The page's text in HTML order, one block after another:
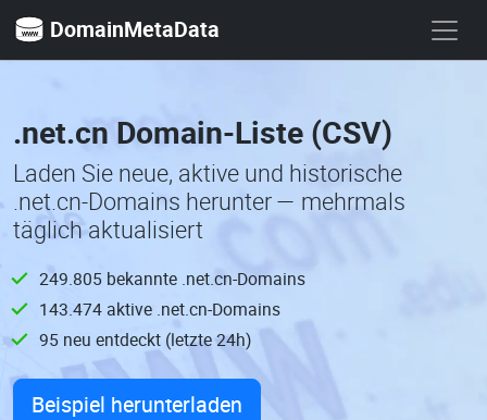
DomainMetaData
.net.cn Domain-Liste (CSV)
Laden Sie neue, aktive und historische
.net.cn-Domains herunter — mehrmals
täglich aktualisiert
249.805 bekannte .net.cn-Domains
143.474 aktive .net.cn-Domains
95 neu entdeckt (letzte 24h)
Beispiel herunterladen